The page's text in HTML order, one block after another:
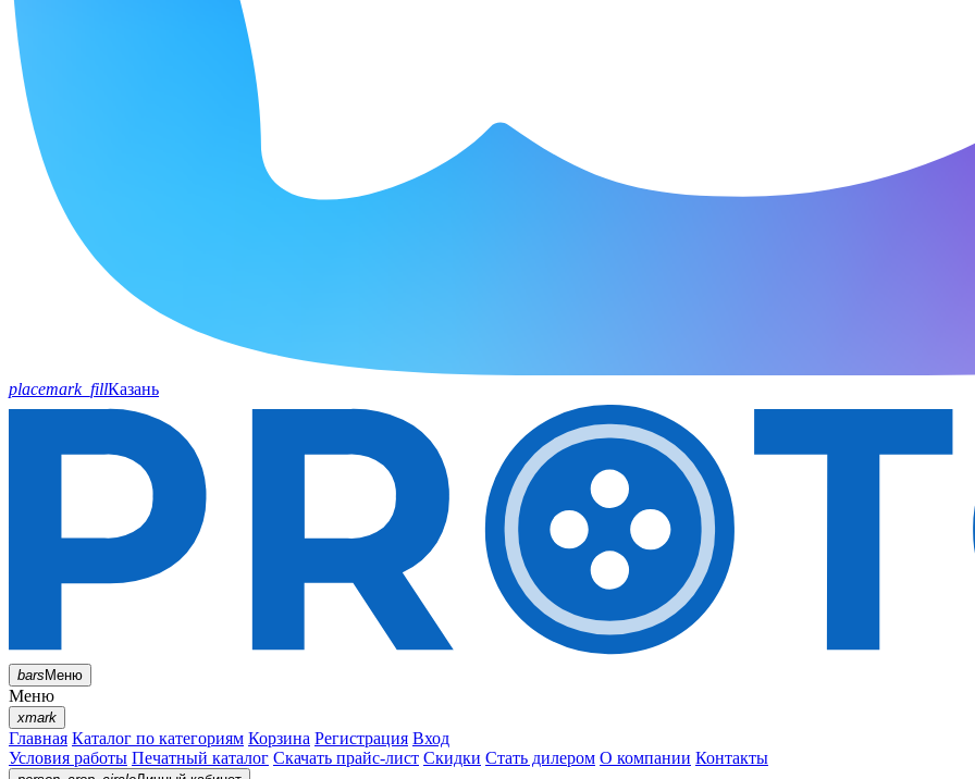
placemark_fillКазань
barsМеню
Меню
xmark
Главная Каталог по категориям Корзина Регистрация Вход
Условия работы Печатный каталог Скачать прайс-лист Скидки Стать дилером О компании Контакты